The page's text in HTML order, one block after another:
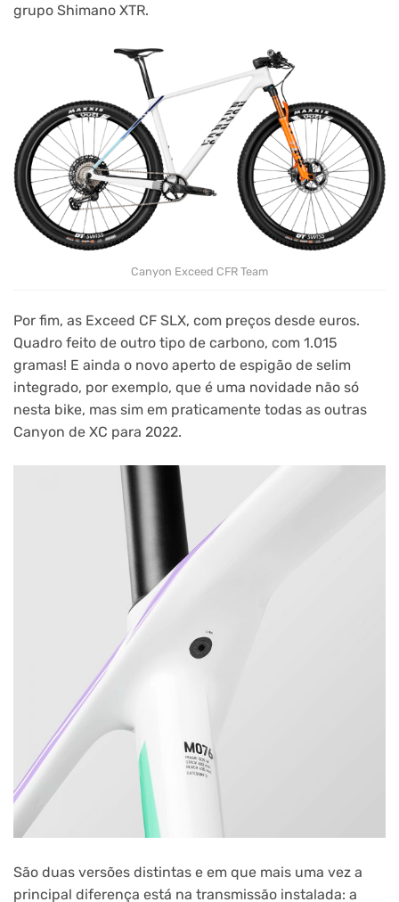
grupo Shimano XTR.
Canyon Exceed CFR Team
Por fim, as Exceed CF SLX, com preços desde euros.
Quadro feito de outro tipo de carbono, com 1.015
gramas! E ainda o novo aperto de espigão de selim
integrado, por exemplo, que é uma novidade não só
nesta bike, mas sim em praticamente todas as outras
Canyon de XC para 2022.
São duas versões distintas e em que mais uma vez a
principal diferença está na transmissão instalada: a